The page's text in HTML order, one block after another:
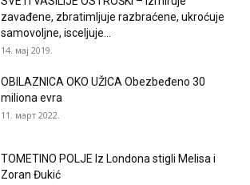
zavađene, zbratimljuje razbraćene, ukroćuje
samovoljne, isceljuje...
14. мај 2019.
OBILAZNICA OKO UŽICA Obezbeđeno 30
miliona evra
11. март 2022.
TOMETINO POLJE Iz Londona stigli Melisa i
Zoran Đukić